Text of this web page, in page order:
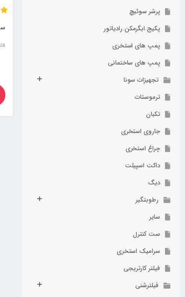
پرشر سوئیچ
پکیج.ابگرمکن.رادیاتور
پمپ های استخری
پمپ های ساختمانی
تجهیزات سونا
ترموستات
تکبان
جاروی استخری
چراغ استخری
داکت اسپیلت
دیگ
رطوبتگیر
سایر
ست کنترل
سرامیک استخری
فیلتر کارتریجی
فیلترشنی